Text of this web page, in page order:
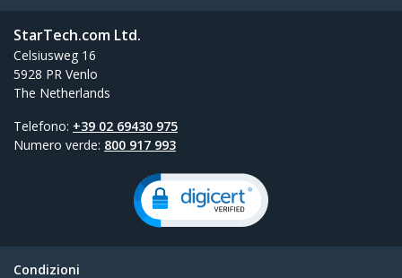
StarTech.com Ltd.
Celsiusweg 16
5928 PR Venlo
The Netherlands
Telefono: +39 02 69430 975
Numero verde: 800 917 993
Condizioni